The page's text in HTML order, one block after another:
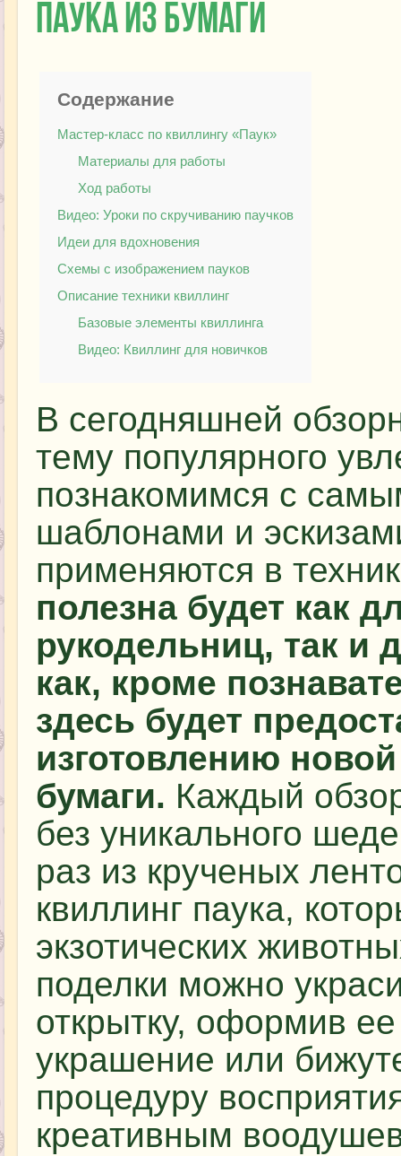
паука из бумаги
Содержание
Мастер-класс по квиллингу «Паук»
Материалы для работы
Ход работы
Видео: Уроки по скручиванию паучков
Идеи для вдохновения
Схемы с изображением пауков
Описание техники квиллинг
Базовые элементы квиллинга
Видео: Квиллинг для новичков
В сегодняшней
тему популярного
познакомимся с
шаблонами и
применяются в
полезна будет как
рукодельниц, так и
как, кроме
здесь будет
изготовлению
бумаги. Каждый
без уникального
раз из крученых
квиллинг паука,
экзотических
поделки можно
открытку, оформив
украшение или
процедуру
креативным